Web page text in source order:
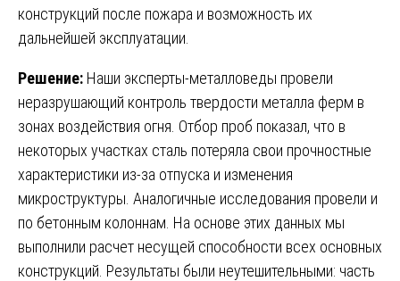
конструкций после пожара и возможность их
дальнейшей эксплуатации.
Решение: Наши эксперты-металловеды провели
неразрушающий контроль твердости металла ферм в
зонах воздействия огня. Отбор проб показал, что в
некоторых участках сталь потеряла свои прочностные
характеристики из-за отпуска и изменения
микроструктуры. Аналогичные исследования провели и
по бетонным колоннам. На основе этих данных мы
выполнили расчет несущей способности всех основных
конструкций. Результаты были неутешительными: часть